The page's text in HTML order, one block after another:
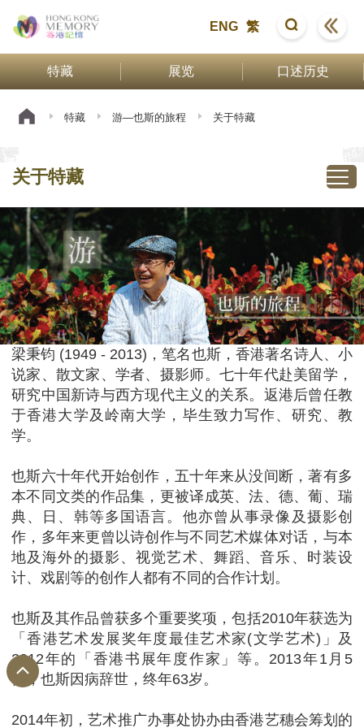
ENG 繁
特藏 展览 口述历史
特藏 游—也斯的旅程 关于特藏
关于特藏
梁秉钧 (1949 - 2013)，笔名也斯，香港著名诗人、小
说家、散文家、学者、摄影师。七十年代赴美留学，
研究中国新诗与西方现代主义的关系。返港后曾任教
于香港大学及岭南大学，毕生致力写作、研究、教
学。
也斯六十年代开始创作，五十年来从没间断，著有多
本不同文类的作品集，更被译成英、法、德、葡、瑞
典、日、韩等多国语言。他亦曾从事录像及摄影创
作，多年来更曾以诗创作与不同艺术媒体对话，与本
地及海外的摄影、视觉艺术、舞蹈、音乐、时装设
计、戏剧等的创作人都有不同的合作计划。
也斯及其作品曾获多个重要奖项，包括2010年获选为
「香港艺术发展奖年度最佳艺术家(文学艺术)」及
2012年的「香港书展年度作家」等。2013年1月5
日，也斯因病辞世，终年63岁。
2014年初，艺术推广办事处协办由香港艺穗会筹划的